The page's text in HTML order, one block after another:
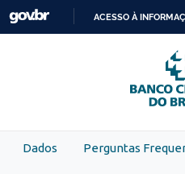
Skip to main content
ACESSO À
Dados Perguntas